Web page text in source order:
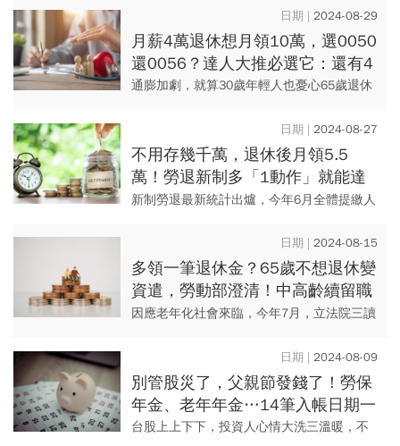
公布台灣平均每人月消費支出的2.5萬。如何
能夠將勞保年金...
2024-08-29
月薪4萬退休想月領10萬，選0050
還0056？達人大推必選它：還有4
重點注意「買錯永不翻身」
通膨加劇，就算30歲年輕人也憂心65歲退休
招，只要按照步驟逐步完成，退休後每月有
10萬可領不是夢。
2024-08-27
不用存幾千萬，退休後月領5.5
萬！勞退新制多「1動作」就能達
陣雙倍領，再搭勞保年金輕鬆退
新制勞退最新統計出爐，今年6月全體提繳人
個人自願提繳113.78萬人，自提比率
15.13%...
2024-08-15
多領一筆退休金？65歲不想退休變
資遣，勞動部澄清！中高齡續留職
場「3好處」，展延年金多領20％
因應老年化社會來臨，今年7月，立法院三讀
商延後強制退休年齡之規定，也就是達65歲
法定退休年齡時，可以透...
2024-08-09
別管股災了，父親節發錢了！勞保
年金、老年年金…14筆入帳日期一
次看，你有哪些可以領…
台股上上下下，投資人心情大洗三溫暖，不